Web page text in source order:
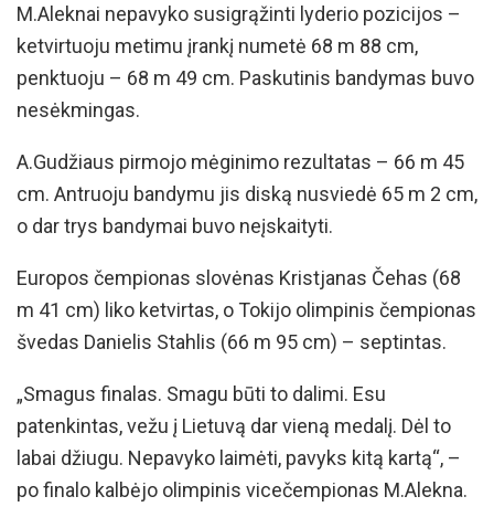
M.Aleknai nepavyko susigrąžinti lyderio pozicijos –
ketvirtuoju metimu įrankį numetė 68 m 88 cm,
penktuoju – 68 m 49 cm. Paskutinis bandymas buvo
nesėkmingas.
A.Gudžiaus pirmojo mėginimo rezultatas – 66 m 45
cm. Antruoju bandymu jis diską nusviedė 65 m 2 cm,
o dar trys bandymai buvo neįskaityti.
Europos čempionas slovėnas Kristjanas Čehas (68
m 41 cm) liko ketvirtas, o Tokijo olimpinis čempionas
švedas Danielis Stahlis (66 m 95 cm) – septintas.
„Smagus finalas. Smagu būti to dalimi. Esu
patenkintas, vežu į Lietuvą dar vieną medalį. Dėl to
labai džiugu. Nepavyko laimėti, pavyks kitą kartą“, –
po finalo kalbėjo olimpinis vicečempionas M.Alekna.